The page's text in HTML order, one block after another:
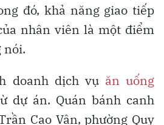
đó, khả năng giao tiếp
nhân viên là một điểm
nói.
doanh dịch vụ ăn uống
dự án. Quán bánh canh
Cao Vân, phường Quy